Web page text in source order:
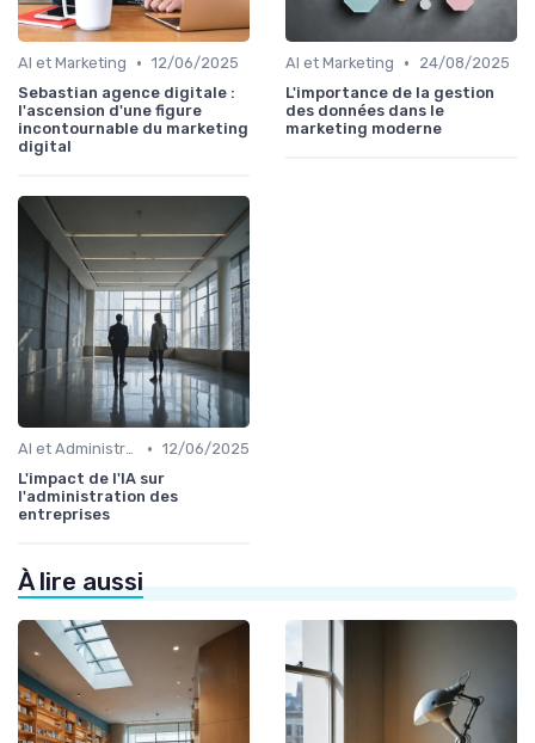
AI et Marketing • 12/06/2025
Sebastian agence digitale :
l'ascension d'une figure
incontournable du marketing
digital
AI et Marketing •
24/08/2025
L'importance de la gestion
des données dans le
marketing moderne
AI et Administration • 12/06/2025
L'impact de l'IA sur
l'administration des
entreprises
À lire aussi